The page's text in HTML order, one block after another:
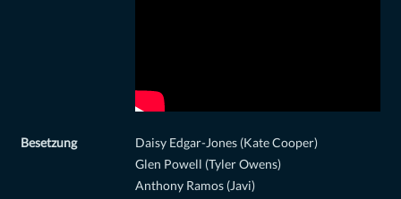
Besetzung
Daisy Edgar-Jones (Kate Cooper)
Glen Powell (Tyler Owens)
Anthony Ramos (Javi)